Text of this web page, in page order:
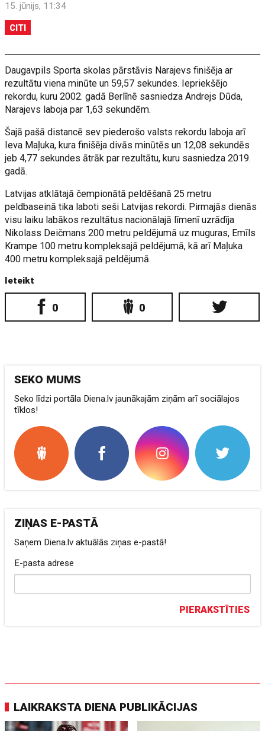
15. jūnijs, 11:34
CITI
Daugavpils Sporta skolas pārstāvis Narajevs finišēja ar
rezultātu viena minūte un 59,57 sekundes. Iepriekšējo
rekordu, kuru 2002. gadā Berlīnē sasniedza Andrejs Dūda,
Narajevs laboja par 1,63 sekundēm.
Šajā pašā distancē sev piederošo valsts rekordu laboja arī
Ieva Maļuka, kura finišēja divās minūtēs un 12,08 sekundēs
jeb 4,77 sekundes ātrāk par rezultātu, kuru sasniedza 2019.
gadā.
Latvijas atklātajā čempionātā peldēšanā 25 metru
peldbaseinā tika laboti seši Latvijas rekordi. Pirmajās dienās
visu laiku labākos rezultātus nacionālajā līmenī uzrādīja
Nikolass Deičmans 200 metru peldējumā uz muguras, Emīls
Krampe 100 metru kompleksajā peldējumā, kā arī Maļuka
400 metru kompleksajā peldējumā.
Ieteikt
0 0
SEKO MUMS
Seko līdzi portāla Diena.lv jaunākajām ziņām arī sociālajos
tīklos!
ZIŅAS E-PASTĀ
Saņem Diena.lv aktuālās ziņas e-pastā!
E-pasta adrese
PIERAKSTĪTIES
LAIKRAKSTA DIENA PUBLIKĀCIJAS